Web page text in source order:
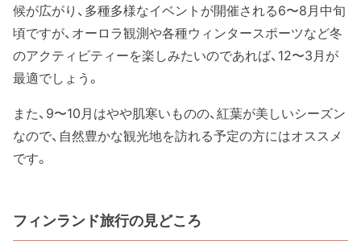
候が広がり、多種多様なイベントが開催される6〜8月中旬
頃ですが、オーロラ観測や各種ウィンタースポーツなど冬
のアクティビティーを楽しみたいのであれば、12〜3月が
最適でしょう。
また、9〜10月はやや肌寒いものの、紅葉が美しいシーズン
なので、自然豊かな観光地を訪れる予定の方にはオススメ
です。
フィンランド旅行の見どころ